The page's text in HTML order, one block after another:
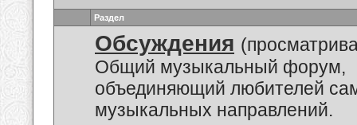
Раздел
Обсуждения
Общий музыкальный форум,
объединяющий любителей
музыкальных направлений.